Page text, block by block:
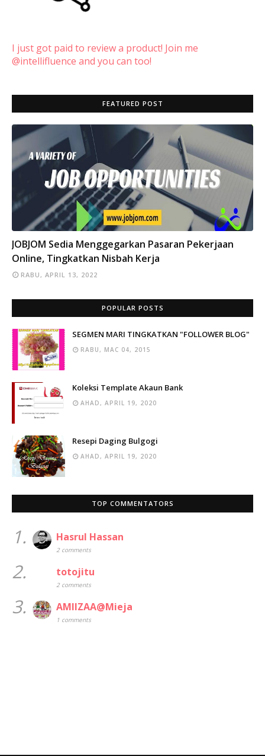
I just got paid to review a product! Join me
@intellifluence and you can too!
FEATURED POST
INFO
JOBJOM Sedia Menggegarkan Pasaran Pekerjaan
Online, Tingkatkan Nisbah Kerja
RABU, APRIL 13, 2022
POPULAR POSTS
SEGMEN MARI TINGKATKAN "FOLLOWER BLOG"
RABU, MAC 04, 2015
Koleksi Template Akaun Bank
AHAD, APRIL 19, 2020
Resepi Daging Bulgogi
AHAD, APRIL 19, 2020
TOP COMMENTATORS
1. Hasrul Hassan
2 comments
2. totojitu
2 comments
3. AMIIZAA@Mieja
1 comments